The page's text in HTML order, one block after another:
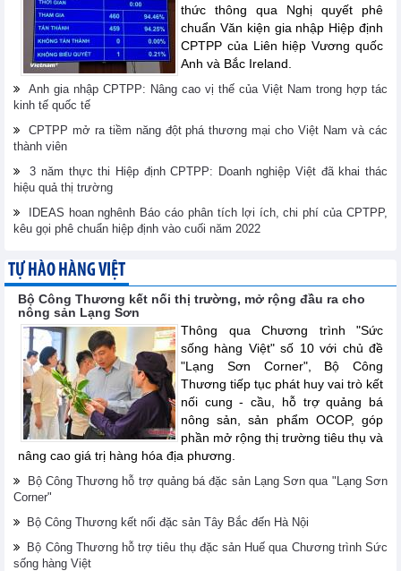
thức thông qua Nghị quyết phê
chuẩn Văn kiện gia nhập Hiệp định
CPTPP của Liên hiệp Vương quốc
Anh và Bắc Ireland.
Anh gia nhập CPTPP: Nâng cao vị thế của Việt Nam trong hợp tác
kinh tế quốc tế
CPTPP mở ra tiềm năng đột phá thương mại cho Việt Nam và các
thành viên
3 năm thực thi Hiệp định CPTPP: Doanh nghiệp Việt đã khai thác
hiệu quả thị trường
IDEAS hoan nghênh Báo cáo phân tích lợi ích, chi phí của CPTPP,
kêu gọi phê chuẩn hiệp định vào cuối năm 2022
TỰ HÀO HÀNG VIỆT
Bộ Công Thương kết nối thị trường, mở rộng đầu ra cho
nông sản Lạng Sơn
Thông qua Chương trình "Sức
sống hàng Việt" số 10 với chủ đề
"Lạng Sơn Corner", Bộ Công
Thương tiếp tục phát huy vai trò kết
nối cung - cầu, hỗ trợ quảng bá
nông sản, sản phẩm OCOP, góp
phần mở rộng thị trường tiêu thụ và
nâng cao giá trị hàng hóa địa phương.
Bộ Công Thương hỗ trợ quảng bá đặc sản Lạng Sơn qua "Lạng Sơn
Corner"
Bộ Công Thương kết nối đặc sản Tây Bắc đến Hà Nội
Bộ Công Thương hỗ trợ tiêu thụ đặc sản Huế qua Chương trình Sức
sống hàng Việt